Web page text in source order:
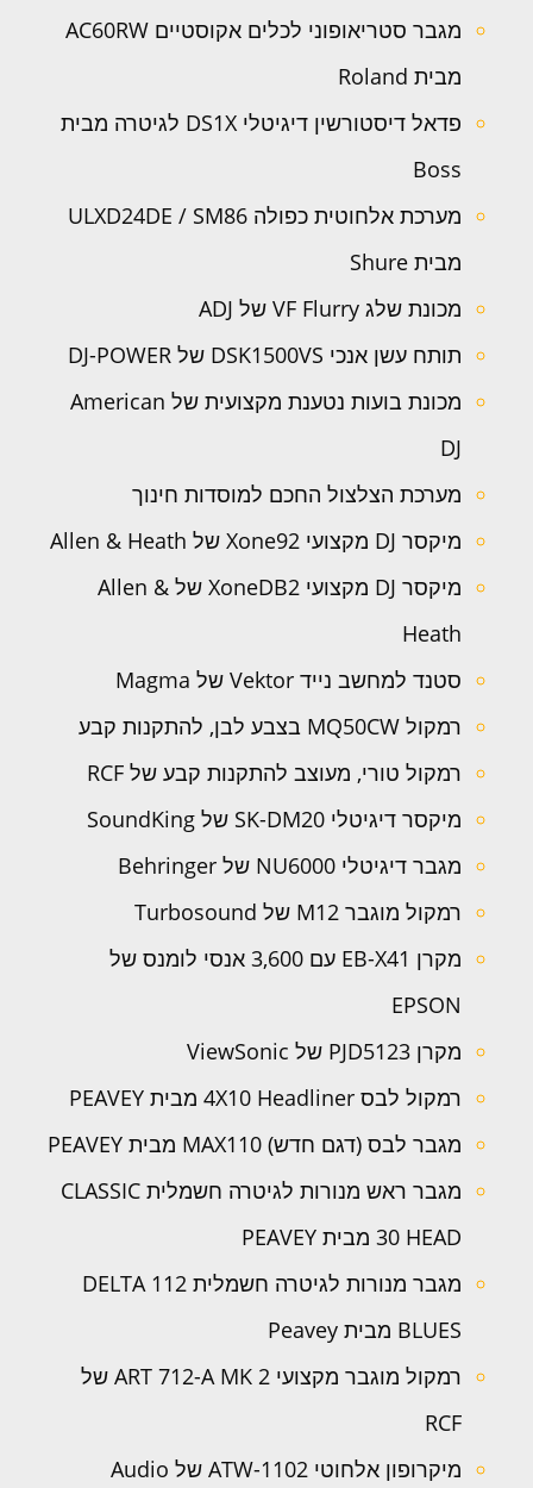
מגבר סטריאופוני לכלים אקוסטיים AC60RW
מבית Roland
פדאל דיסטורשין דיגיטלי DS1X לגיטרה מבית
Boss
מערכת אלחוטית כפולה ULXD24DE / SM86
מבית Shure
מכונת שלג VF Flurry של ADJ
תותח עשן אנכי DSK1500VS של DJ-POWER
מכונת בועות נטענת מקצועית של American
DJ
מערכת הצלצול החכם למוסדות חינוך
מיקסר DJ מקצועי Xone92 של Allen & Heath
מיקסר DJ מקצועי XoneDB2 של Allen &
Heath
סטנד למחשב נייד Vektor של Magma
רמקול MQ50CW בצבע לבן, להתקנות קבע
רמקול טורי, מעוצב להתקנות קבע של RCF
מיקסר דיגיטלי SK-DM20 של SoundKing
מגבר דיגיטלי NU6000 של Behringer
רמקול מוגבר M12 של Turbosound
מקרן EB-X41 עם 3,600 אנסי לומנס של
EPSON
מקרן PJD5123 של ViewSonic
רמקול לבס 4X10 Headliner מבית PEAVEY
מגבר לבס (דגם חדש) MAX110 מבית PEAVEY
מגבר ראש מנורות לגיטרה חשמלית CLASSIC
30 HEAD מבית PEAVEY
מגבר מנורות לגיטרה חשמלית 112 DELTA
BLUES מבית Peavey
רמקול מוגבר מקצועי ART 712-A MK 2 של
RCF
מיקרופון אלחוטי ATW-1102 של Audio